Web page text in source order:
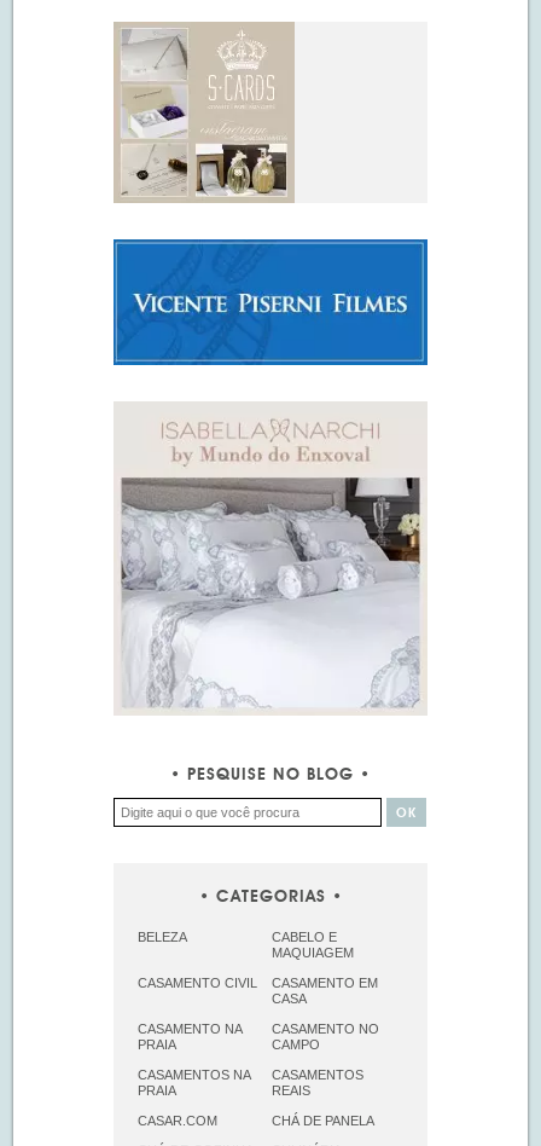
PESQUISE NO BLOG
CATEGORIAS
BELEZA
CABELO E
MAQUIAGEM
CASAMENTO CIVIL
CASAMENTO EM
CASA
CASAMENTO NA
PRAIA
CASAMENTO NO
CAMPO
CASAMENTOS NA
PRAIA
CASAMENTOS
REAIS
CASAR.COM CHÁ DE PANELA